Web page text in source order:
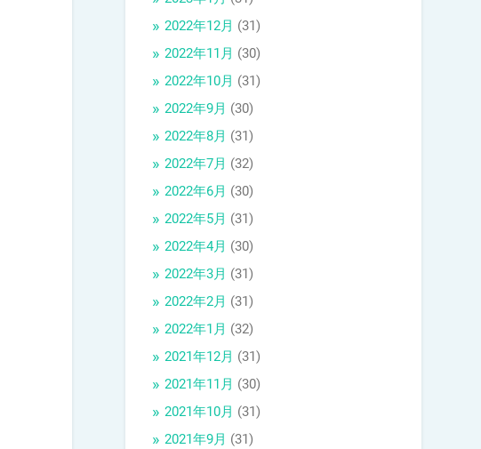
2022年12月 (31)
2022年11月 (30)
2022年10月 (31)
2022年9月 (30)
2022年8月 (31)
2022年7月 (32)
2022年6月 (30)
2022年5月 (31)
2022年4月 (30)
2022年3月 (31)
2022年2月 (31)
2022年1月 (32)
2021年12月 (31)
2021年11月 (30)
2021年10月 (31)
2021年9月 (31)